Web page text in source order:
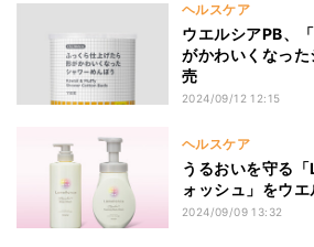
ヘルスケア
ウエルシアPB、
がかわいくなっ
売
2024/09/12 12:15
ヘルスケア
うるおいを守る
ォッシュ」をウ
2024/09/09 13:32